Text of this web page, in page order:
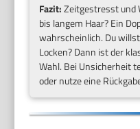
Fazit:Zeitgestresst und
bis langem Haar? Ein
wahrscheinlich. Du
Locken? Dann ist der
Wahl. Bei Unsicherheit
oder nutze eine